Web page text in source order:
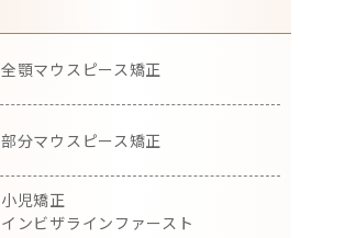
全顎マウスピース矯正
部分マウスピース矯正
小児矯正
インビザラインファースト